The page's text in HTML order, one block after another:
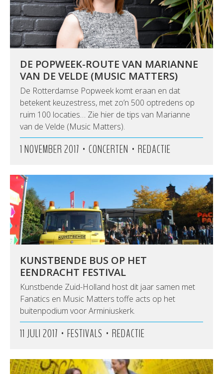
DE POPWEEK-ROUTE VAN MARIANNE
VAN DE VELDE (MUSIC MATTERS)
De Rotterdamse Popweek komt eraan en dat
betekent keuzestress, met zo’n 500 optredens op
ruim 100 locaties… Zie hier de tips van Marianne
van de Velde (Music Matters).
1 NOVEMBER 2017 • CONCERTEN • REDACTIE
KUNSTBENDE BUS OP HET
EENDRACHT FESTIVAL
Kunstbende Zuid-Holland host dit jaar samen met
Fanatics en Music Matters toffe acts op het
buitenpodium voor Arminiuskerk.
11 JULI 2017 • FESTIVALS • REDACTIE